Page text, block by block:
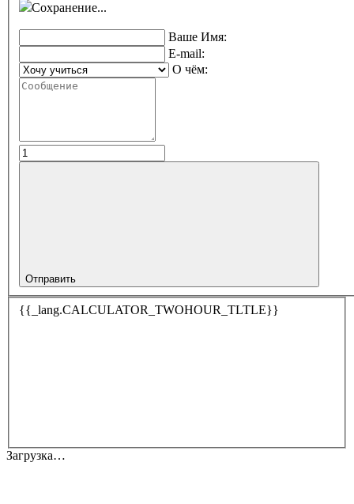
Сохранение...
Ваше Имя:
E-mail:
О чём:
Отправить
{{_lang.CALCULATOR_TWOHOUR_TLTLE}}
Загрузка…